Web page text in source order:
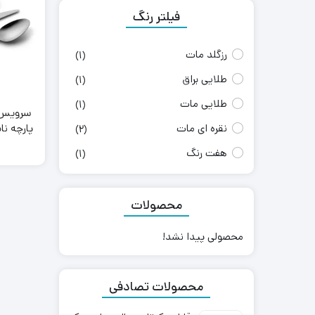
پارچه
فیلتر رنگ
رزگلد مات
(1)
طلایی براق
(1)
طلایی مات
(1)
نقره ای مات
(2)
هفت رنگ
(1)
محصولات
محصولی پیدا نشد!
محصولات تصادفی